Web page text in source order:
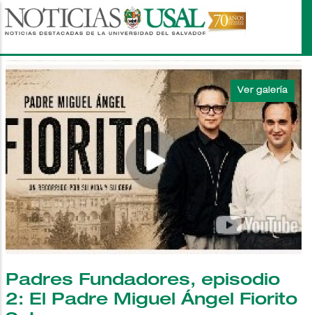
Pasar
al
principal
Padres Fundadores, episodio
2: El Padre Miguel Ángel Fiorito